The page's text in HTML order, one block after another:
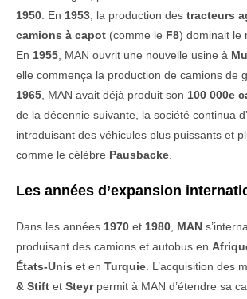
1950. En 1953, la production des tracteurs
camions à capot (comme le F8) dominait le
En 1955, MAN ouvrit une nouvelle usine à
elle commença la production de camions de
1965, MAN avait déjà produit son 100 000e
de la décennie suivante, la société continua
introduisant des véhicules plus puissants et
comme le célèbre Pausbacke.
Les années d’expansion
Dans les années 1970 et 1980, MAN
produisant des camions et autobus en
États-Unis et en Turquie. L’acquisition des
& Stift et Steyrpermit à MAN d’étendre sa